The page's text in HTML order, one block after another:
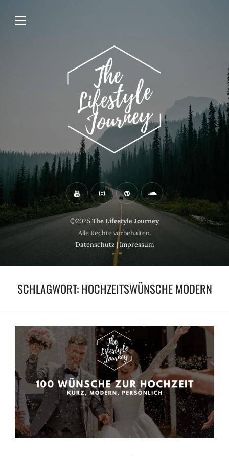
©2025The Lifestyle Journey
Alle Rechte vorbehalten.
Datenschutz|Impressum
SCHLAGWORT:HOCHZEITSWÜNSCHE MODERN